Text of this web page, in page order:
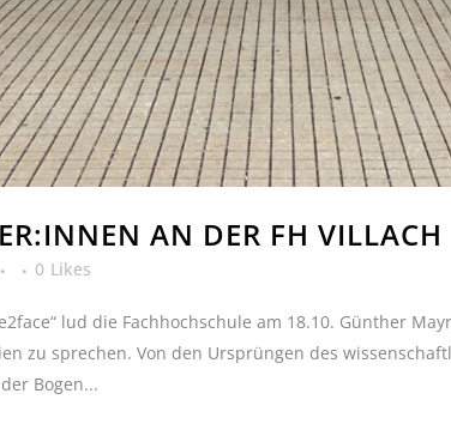
AN DER FH VILLACH
0 Likes
lud die Fachhochschule am 18.10. Günther
zu sprechen. Von den Ursprüngen des
Bogen...